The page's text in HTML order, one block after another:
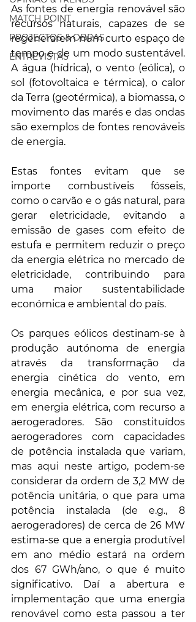
MATCH POINT
PROJECTOS & OBRAS
ENTREVISTAS
As fontes de energia renovável são
recursos naturais, capazes de se
regenerarem num curto espaço de
tempo e de um modo sustentável.
A água (hídrica), o vento (eólica), o
sol (fotovoltaica e térmica), o calor
da Terra (geotérmica), a biomassa, o
movimento das marés e das ondas
são exemplos de fontes renováveis
de energia.
Estas fontes evitam que se
importe combustíveis fósseis,
como o carvão e o gás natural, para
gerar eletricidade, evitando a
emissão de gases com efeito de
estufa e permitem reduzir o preço
da energia elétrica no mercado de
eletricidade, contribuindo para
uma maior sustentabilidade
económica e ambiental do país.
Os parques eólicos destinam-se à
produção autónoma de energia
através da transformação da
energia cinética do vento, em
energia mecânica, e por sua vez,
em energia elétrica, com recurso a
aerogeradores. São constituídos
aerogeradores com capacidades
de potência instalada que variam,
mas aqui neste artigo, podem-se
considerar da ordem de 3,2 MW de
potência unitária, o que para uma
potência instalada (de e.g., 8
aerogeradores) de cerca de 26 MW
estima-se que a energia produtível
em ano médio estará na ordem
dos 67 GWh/ano, o que é muito
significativo. Daí a abertura e
implementação que uma energia
renovável como esta passou a ter